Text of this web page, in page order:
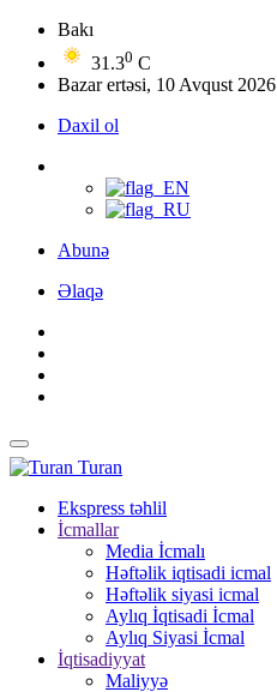
Bakı
31.30 C
Bazar ertəsi, 10 Avqust 2026
Daxil ol
Abunə
Əlaqə
Turan
Ekspress təhlil
İcmallar
Media İcmalı
Həftəlik iqtisadi icmal
Həftəlik siyasi icmal
Aylıq İqtisadi İcmal
Aylıq Siyasi İcmal
İqtisadiyyat
Maliyyə